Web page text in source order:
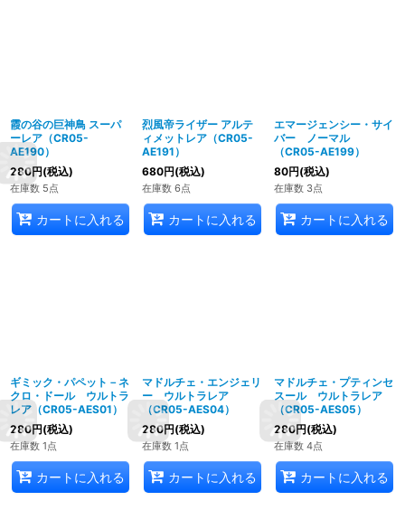
霞の谷の巨神鳥 スーパ
ーレア（CR05-
AE190）
280円(税込)
在庫数 5点
カートに入れる
烈風帝ライザー アルテ
ィメットレア（CR05-
AE191）
680円(税込)
在庫数 6点
カートに入れる
エマージェンシー・サイ
バー ノーマル
（CR05-AE199）
80円(税込)
在庫数 3点
カートに入れる
ギミック・パペット－ネ
クロ・ドール ウルトラ
レア（CR05-AES01）
280円(税込)
在庫数 1点
カートに入れる
マドルチェ・エンジェリ
ー ウルトラレア
（CR05-AES04）
280円(税込)
在庫数 1点
カートに入れる
マドルチェ・プティンセ
スール ウルトラレア
（CR05-AES05）
280円(税込)
在庫数 4点
カートに入れる